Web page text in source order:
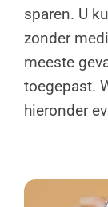
sparen. U
zonder
meeste
toegepast.
hieronder